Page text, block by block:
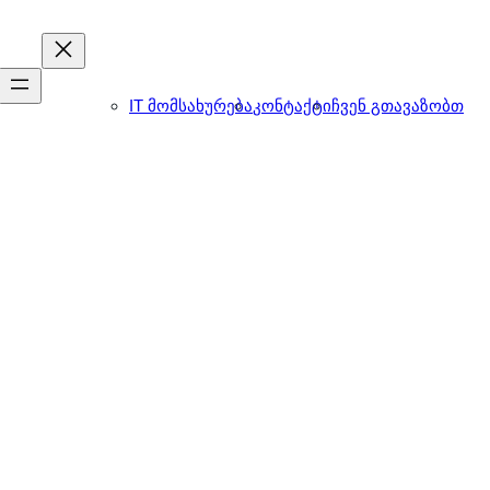
IT მომსახურებაკონტაქტიჩვენ გთავაზობთ